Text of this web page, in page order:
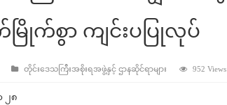
ြိုက်စွာ ကျင်းပပြုလုပ်
တိုင်းဒေသကြီးအစိုးရအဖွဲ့နှင့် ဌာနဆိုင်ရာများ 952 Views
၂၈